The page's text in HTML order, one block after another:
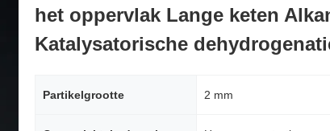
het oppervlak Lange keten
Katalysatorische
Partikelgrootte 2 mm